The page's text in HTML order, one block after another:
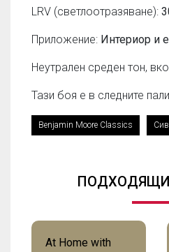
LRV (светлоотразяване):
Приложение: Интериор и
Неутрален среден тон,
Тази боя е в следните
Benjamin Moore Classics
ПОДХОДЯЩИ
At Home with